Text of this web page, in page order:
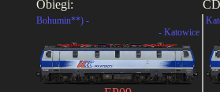
Obiegi:
Bohumin**) -
- Katowice